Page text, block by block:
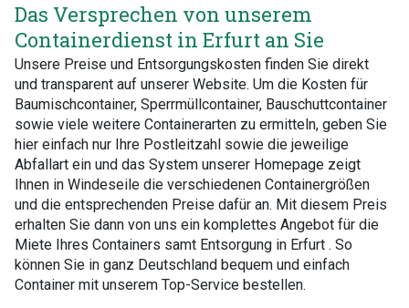
Das Versprechen von unserem
Containerdienst in Erfurt an Sie
Unsere Preise und Entsorgungskosten finden Sie direkt
und transparent auf unserer Website. Um die Kosten für
Baumischcontainer, Sperrmüllcontainer, Bauschuttcontainer
sowie viele weitere Containerarten zu ermitteln, geben Sie
hier einfach nur Ihre Postleitzahl sowie die jeweilige
Abfallart ein und das System unserer Homepage zeigt
Ihnen in Windeseile die verschiedenen Containergrößen
und die entsprechenden Preise dafür an. Mit diesem Preis
erhalten Sie dann von uns ein komplettes Angebot für die
Miete Ihres Containers samt Entsorgung in Erfurt . So
können Sie in ganz Deutschland bequem und einfach
Container mit unserem Top-Service bestellen.